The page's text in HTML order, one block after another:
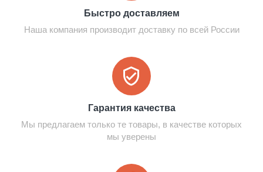
Быстро доставляем
Наша компания производит доставку по всей России
Гарантия качества
Мы предлагаем только те товары, в качестве которых
мы уверены